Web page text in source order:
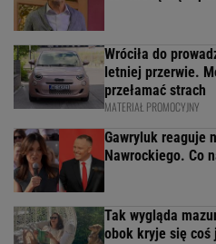
Wróciła do
letniej przerwie.
przełamać strach
MATERIAŁ PROMOCYJNY
Gawryluk reaguje
Nawrockiego. Co
Tak wygląda
obok kryje się coś